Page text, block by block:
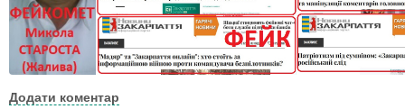
Додати коментар